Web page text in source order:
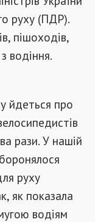
руху (ПДР).
пішоходів,
водіння.
йдеться про
рази. У нашій
руху
як показала
водіям